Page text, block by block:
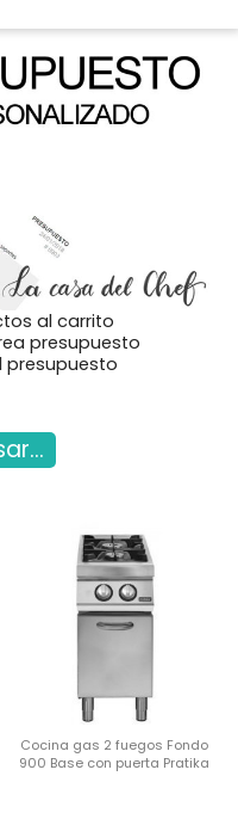
al carrito
presupuesto
presupuesto
Cocina gas 2 fuegos Fondo
900 Base con puerta Pratika